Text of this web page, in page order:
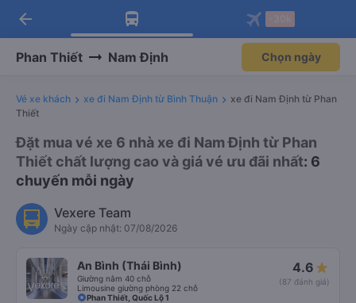
Tải app Vexere ngay!
Nhận ưu đãi thành viên độc
Mở app
Tải app Vexere
-30k/ghế khi đặt vé máy bay qua
Mở app
arrow_back
Phan Thiết Nam Định Chọn ngày
Vé xe khách xe đi Nam Định từ Bình Thuận
xe đi Nam Định từ Phan
Thiết
Đặt mua vé xe 6 nhà xe đi Nam Định từ Phan
Thiết chất lượng cao và giá vé ưu đãi nhất: 6
chuyến mỗi ngày
Vexere Team
Ngày cập nhật: 07/08/2026
An Bình (Thái Bình)
Giường nằm 40 chỗ
Limousine giường phòng 22 chỗ
4.6
(87 đánh giá)
Phan Thiết, Quốc Lộ 1